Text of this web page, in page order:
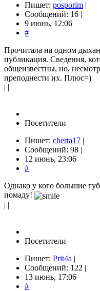
Пишет: posporim |
Сообщений: 16 |
9 июнь, 12:06
#
Прочитала на одном
публикация. Сведения,
общеизвестны, но,
преподнести их. Плюс=)
| |
Посетители
Пишет: cherta17 |
Сообщений: 98 |
12 июнь, 23:06
#
Однако у кого большие
помаду!
| |
Посетители
Пишет: Prit4a |
Сообщений: 122 |
13 июнь, 17:06
#